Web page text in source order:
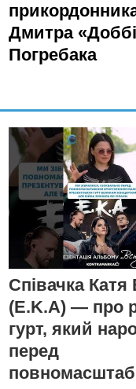
Дмитра
Погребака
Співачка Катя
(E.K.A) — про
гурт, який
перед